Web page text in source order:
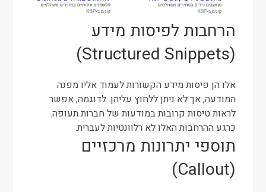
הרחבות לפיסות מידע
(Structured Snippets)
אלו הן פיסות מידע הקשורות לעמוד אליו מפנה
המודעה, אך לא ניתן ללחוץ עליהן. לדוגמה, אפשר
לראות טיסות קרובות במודעות של חברות תעופה.
כרגע ההרחבות האלו לא רלוונטיות לעברית.
תוספי יתרונות מרכזיים
(Callout)